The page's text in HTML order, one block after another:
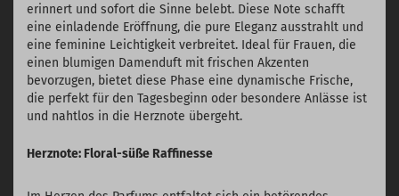
erinnert und sofort die Sinne belebt. Diese Note schafft
eine einladende Eröffnung, die pure Eleganz ausstrahlt und
eine feminine Leichtigkeit verbreitet. Ideal für Frauen, die
einen blumigen Damenduft mit frischen Akzenten
bevorzugen, bietet diese Phase eine dynamische Frische,
die perfekt für den Tagesbeginn oder besondere Anlässe ist
und nahtlos in die Herznote übergeht.
Herznote: Floral-süße Raffinesse